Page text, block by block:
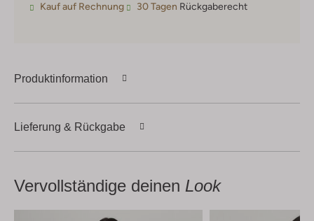
Kauf auf Rechnung 30 Tagen Rückgaberecht
Produktinformation
Lieferung & Rückgabe
Vervollständige deinen Look